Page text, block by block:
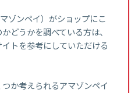
ゾンペイ）がショップにこ
どうかを調べている方は、
トを参考にしていただける
か考えられるアマゾンペイ